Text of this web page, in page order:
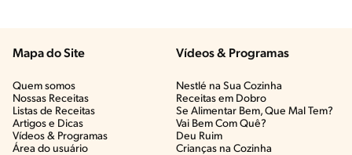
Mapa do Site
Quem somos
Nossas Receitas
Listas de Receitas​
Artigos e Dicas​
Vídeos & Programas​
Área do usuário
Vídeos & Programas​
Nestlé na Sua Cozinha
Receitas em Dobro
Se Alimentar Bem, Que Mal Tem?​
Vai Bem Com Quê?​
Deu Ruim​
Crianças na Cozinha​